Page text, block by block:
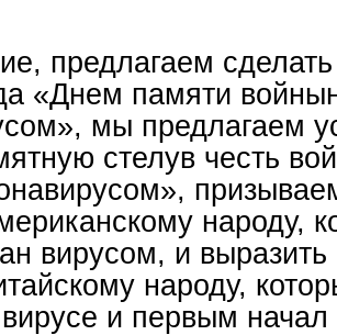
предлагаем
«Днем памяти
мы предлагаем
стелув честь
народу,
вирусом, и выразить
народу,
и первым начал